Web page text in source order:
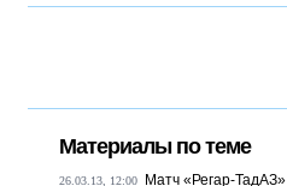
Материалы по теме
26.03.13, 12:00 Матч «Регар-